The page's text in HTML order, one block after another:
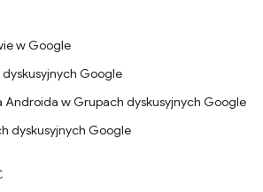
w Google
Google
Androida w Grupach dyskusyjnych Google
dyskusyjnych Google